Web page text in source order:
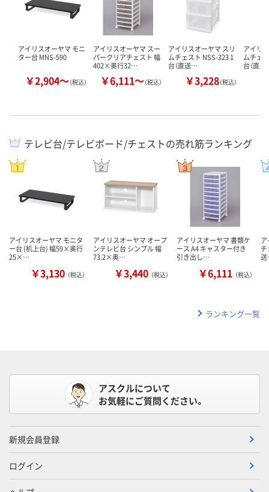
アイリスオーヤマ モニ
ター台 MNS-590
￥2,904～（税込）
アイリスオーヤマ スー
パークリアチェスト 幅
402×奥行32…
￥6,111～（税込）
アイリスオーヤマ スリ
ムチェスト NSS-323 1
台（直送…
￥3,228（税込）
アイリ
ムチェ
台（直
テレビ台/テレビボード/チェストの売れ筋ランキング
アイリスオーヤマ モニタ
ー台 (机上台) 幅59×奥行
25×…
￥3,130 （税込）
アイリスオーヤマ オープ
ンテレビ台 シンプル 幅
73.2×奥…
￥3,440 （税込）
アイリスオーヤマ 書類ケ
ース A4 キャスター付き
引き出し…
￥6,111 （税込）
チ
ランキング一覧
アスクルについて
お気軽にご質問ください。
新規会員登録
ログイン